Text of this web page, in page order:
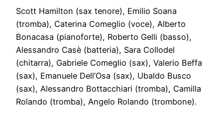
Scott Hamilton (sax tenore), Emilio Soana
(tromba), Caterina Comeglio (voce), Alberto
Bonacasa (pianoforte), Roberto Gelli (basso),
Alessandro Casè (batteria), Sara Collodel
(chitarra), Gabriele Comeglio (sax), Valerio Beffa
(sax), Emanuele Dell’Osa (sax), Ubaldo Busco
(sax), Alessandro Bottacchiari (tromba), Camilla
Rolando (tromba), Angelo Rolando (trombone).